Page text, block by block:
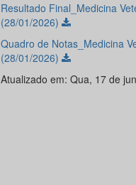
Resultado Final_Medicina
(28/01/2026)
Quadro de Notas_Medicina
(28/01/2026)
Atualizado em: Qua, 17 de